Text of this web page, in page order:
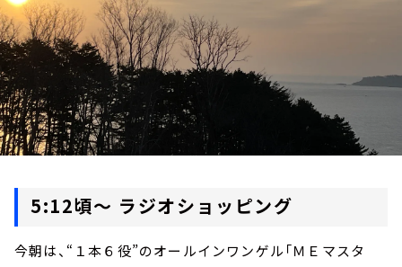
5:12頃～ ラジオショッピング
今朝は、“１本６役”のオールインワンゲル「ＭＥマスタ